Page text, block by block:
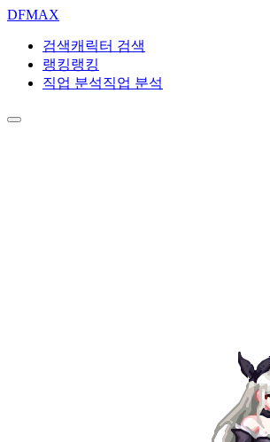
DFMAX
검색캐릭터 검색
랭킹랭킹
직업 분석직업 분석